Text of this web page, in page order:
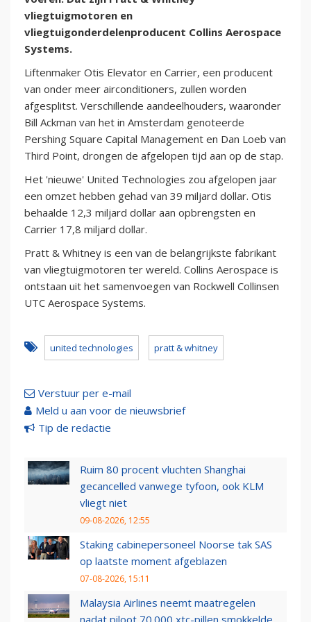
vliegtuigmotoren en
vliegtuigonderdelenproducent Collins Aerospace
Systems.
Liftenmaker Otis Elevator en Carrier, een producent
van onder meer airconditioners, zullen worden
afgesplitst. Verschillende aandeelhouders, waaronder
Bill Ackman van het in Amsterdam genoteerde
Pershing Square Capital Management en Dan Loeb van
Third Point, drongen de afgelopen tijd aan op de stap.
Het 'nieuwe' United Technologies zou afgelopen jaar
een omzet hebben gehad van 39 miljard dollar. Otis
behaalde 12,3 miljard dollar aan opbrengsten en
Carrier 17,8 miljard dollar.
Pratt & Whitney is een van de belangrijkste fabrikant
van vliegtuigmotoren ter wereld. Collins Aerospace is
ontstaan uit het samenvoegen van Rockwell Collinsen
UTC Aerospace Systems.
united technologies pratt & whitney
Verstuur per e-mail
Meld u aan voor de nieuwsbrief
Tip de redactie
Ruim 80 procent vluchten Shanghai
gecancelled vanwege tyfoon, ook KLM
vliegt niet
09-08-2026, 12:55
Staking cabinepersoneel Noorse tak SAS
op laatste moment afgeblazen
07-08-2026, 15:11
Malaysia Airlines neemt maatregelen